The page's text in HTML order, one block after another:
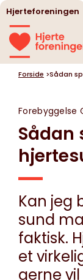
Hjerteforeningen
Forside >Sådan
Forebyggelse
Kan jeg
sund
faktisk.
et
gerne